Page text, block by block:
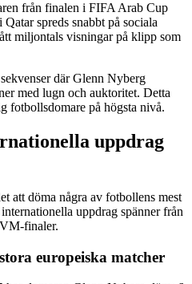
från finalen i FIFA Arab Cup
spreds snabbt på sociala
miljontals visningar på klipp som
där Glenn Nyberg
med lugn och auktoritet. Detta
fotbollsdomare på högsta nivå.
uppdrag
att döma några av fotbollens mest
uppdrag spänner från
finaler.
europeiska matcher